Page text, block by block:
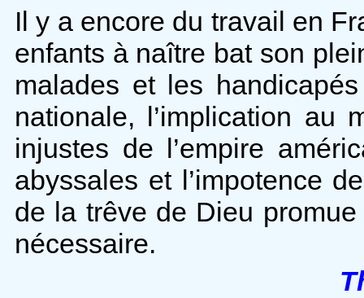
Il y a encore du travail en
enfants à naître bat son
malades et les
nationale, l’implication au
injustes de l’empire
abyssales et l’impotence
de la trêve de Dieu
nécessaire.